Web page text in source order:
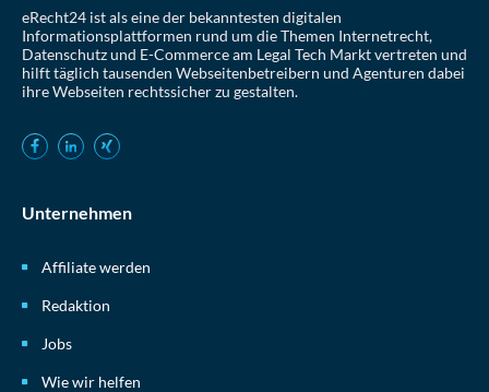
eRecht24 ist als eine der bekanntesten digitalen
Informationsplattformen rund um die Themen Internetrecht,
Datenschutz und E-Commerce am Legal Tech Markt vertreten und
hilft täglich tausenden Webseitenbetreibern und Agenturen dabei
ihre Webseiten rechtssicher zu gestalten.
Unternehmen
Affiliate werden
Redaktion
Jobs
Wie wir helfen